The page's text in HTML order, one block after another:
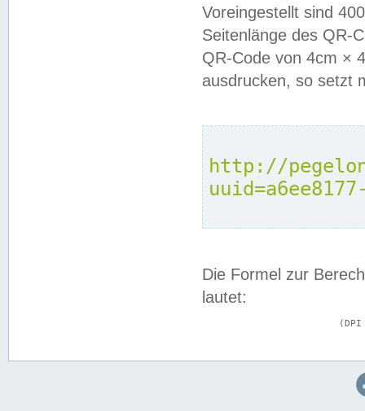
Voreingestellt sind
Seitenlänge des QR-
QR-Code von 4cm ×
ausdrucken, so setzt
http://
Die Formel zur
lautet: